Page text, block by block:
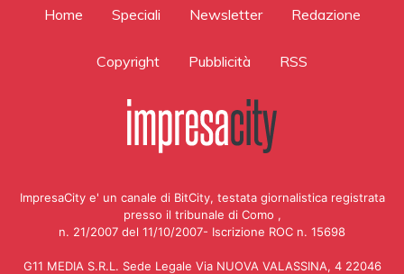
Home Speciali Newsletter Redazione
Copyright Pubblicità RSS
ImpresaCity e' un canale di BitCity, testata giornalistica registrata
presso il tribunale di Como ,
n. 21/2007 del 11/10/2007- Iscrizione ROC n. 15698
G11 MEDIA S.R.L. Sede Legale Via NUOVA VALASSINA, 4 22046